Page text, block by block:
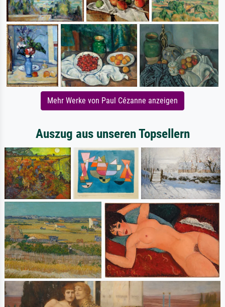
Mehr Werke von Paul Cézanne anzeigen
Auszug aus unseren Topsellern